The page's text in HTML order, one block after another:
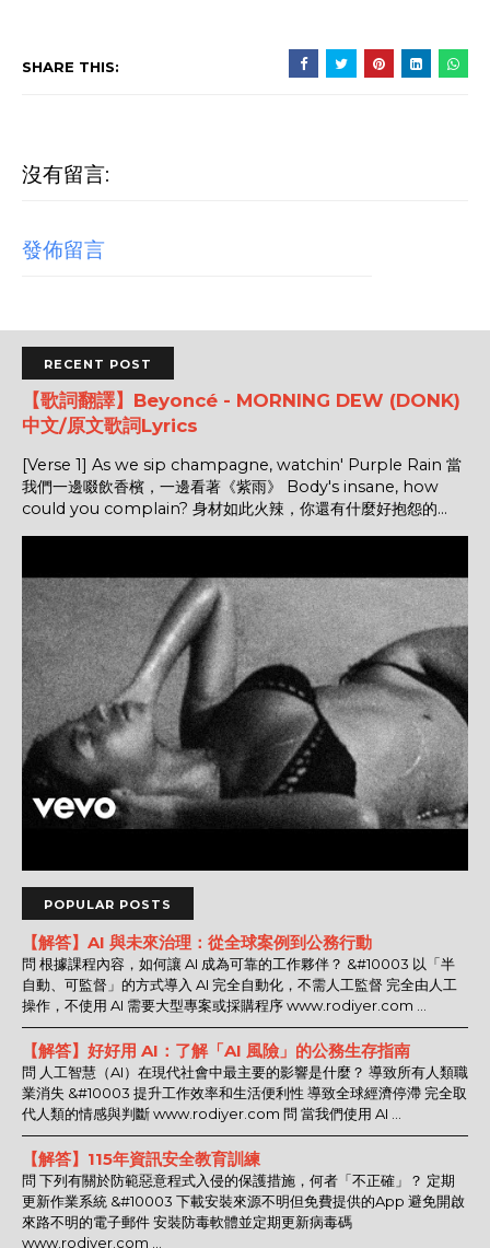
SHARE THIS:
沒有留言:
發佈留言
RECENT POST
【歌詞翻譯】Beyoncé - MORNING DEW (DONK)
中文/原文歌詞Lyrics
[Verse 1] As we sip champagne, watchin' Purple Rain 當
我們一邊啜飲香檳，一邊看著《紫雨》 Body's insane, how
could you complain? 身材如此火辣，你還有什麼好抱怨的...
POPULAR POSTS
【解答】AI 與未來治理：從全球案例到公務行動
問 根據課程內容，如何讓 AI 成為可靠的工作夥伴？ &#10003 以「半
自動、可監督」的方式導入 AI 完全自動化，不需人工監督 完全由人工
操作，不使用 AI 需要大型專案或採購程序 www.rodiyer.com ...
【解答】好好用 AI：了解「AI 風險」的公務生存指南
問 人工智慧（AI）在現代社會中最主要的影響是什麼？ 導致所有人類職
業消失 &#10003 提升工作效率和生活便利性 導致全球經濟停滯 完全取
代人類的情感與判斷 www.rodiyer.com 問 當我們使用 AI ...
【解答】115年資訊安全教育訓練
問 下列有關於防範惡意程式入侵的保護措施，何者「不正確」？ 定期
更新作業系統 &#10003 下載安裝來源不明但免費提供的App 避免開啟
來路不明的電子郵件 安裝防毒軟體並定期更新病毒碼
www.rodiyer.com ...